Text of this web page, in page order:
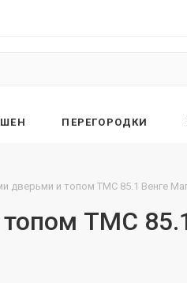
ПЕРЕГОРОДКИ
дверьми и топом TMC 85.1 Венге
TMC